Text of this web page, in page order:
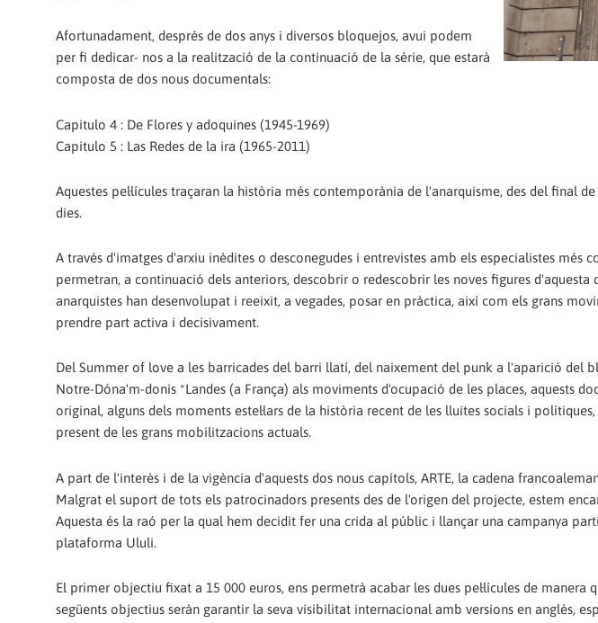
Afortunadament, després de dos anys i diversos bloquejos, avui podem
per fi dedicar- nos a la realització de la continuació de la sèrie, que estarà
composta de dos nous documentals:
Capitulo 4 : De Flores y adoquines (1945-1969)
Capitulo 5 : Las Redes de la ira (1965-2011)
Aquestes pel·lícules traçaran la història més contemporània de l'anarquisme, des del final
dies.
A través d'imatges d'arxiu inèdites o desconegudes i entrevistes amb els especialistes més
permetran, a continuació dels anteriors, descobrir o redescobrir les noves figures
anarquistes han desenvolupat i reeixit, a vegades, posar en pràctica, així com els grans
prendre part activa i decisivament.
Del Summer of love a les barricades del barri llatí, del naixement del punk a l'aparició del
Notre-Dóna'm-donis *Landes (a França) als moviments d'ocupació de les places, aquests
original, alguns dels moments estel·lars de la història recent de les lluites socials i
present de les grans mobilitzacions actuals.
A part de l'interès i de la vigència d'aquests dos nous capítols, ARTE, la cadena
Malgrat el suport de tots els patrocinadors presents des de l'origen del projecte, estem
Aquesta és la raó per la qual hem decidit fer una crida al públic i llançar una campanya
plataforma Ululi.
El primer objectiu fixat a 15 000 euros, ens permetrà acabar les dues pel·lícules de manera
següents objectius seràn garantir la seva visibilitat internacional amb versions en anglès,